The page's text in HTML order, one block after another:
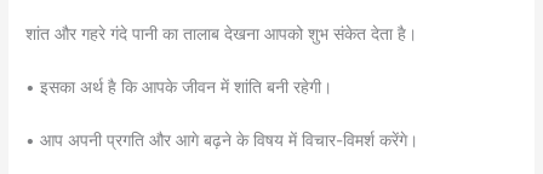
शांत और गहरे गंदे पानी का तालाब देखना आपको शुभ संकेत देता है।
• इसका अर्थ है कि आपके जीवन में शांति बनी रहेगी।
• आप अपनी प्रगति और आगे बढ़ने के विषय में विचार-विमर्श करेंगे।